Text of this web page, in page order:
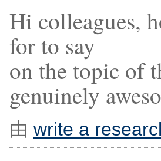
Hi colleagues,
for to say
on the topic of
genuinely
由 write a